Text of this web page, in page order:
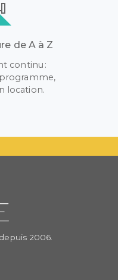
de A à Z
continu :
location.
2006.